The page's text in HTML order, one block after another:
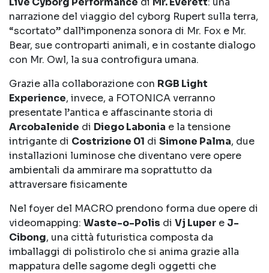
narrazione del viaggio del cyborg Rupert sulla terra,
“scortato” dall’imponenza sonora di Mr. Fox e Mr.
Bear, sue controparti animali, e in costante dialogo
con Mr. Owl, la sua controfigura umana.
Grazie alla collaborazione con RGB Light
Experience, invece, a FOTONICA verranno
presentate l’antica e affascinante storia di
Arcobalenide di Diego Labonia e la tensione
intrigante di Costrizione 01 di Simone Palma, due
installazioni luminose che diventano vere opere
ambientali da ammirare ma soprattutto da
attraversare fisicamente
Nel foyer del MACRO prendono forma due opere di
videomapping: Waste-o-Polis di Vj Luper e J-
Cibong, una città futuristica composta da
imballaggi di polistirolo che si anima grazie alla
mappatura delle sagome degli oggetti che